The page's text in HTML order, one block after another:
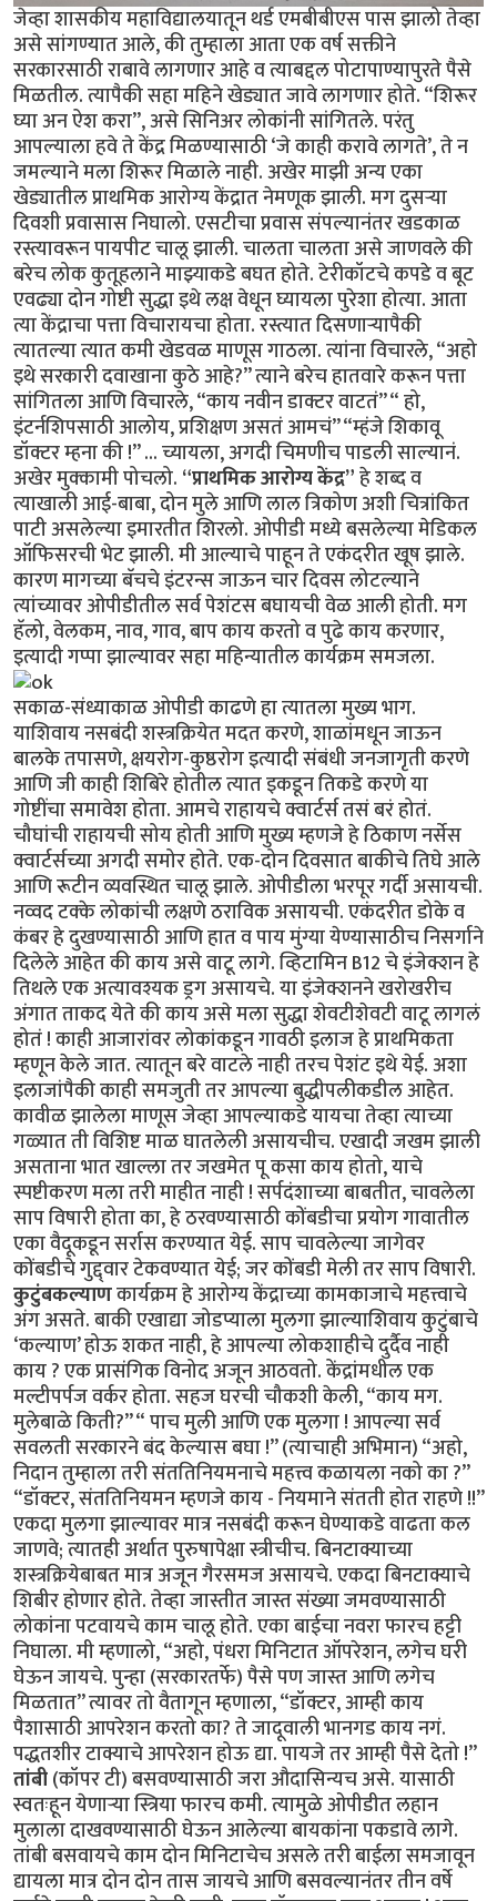
जेव्हा शासकीय महाविद्यालयातून थर्ड एमबीबीएस पास झालो तेव्हा
असे सांगण्यात आले, की तुम्हाला आता एक वर्ष सक्तीने
सरकारसाठी राबावे लागणार आहे व त्याबद्दल पोटापाण्यापुरते पैसे
मिळतील. त्यापैकी सहा महिने खेड्यात जावे लागणार होते. “शिरूर
घ्या अन ऐश करा”, असे सिनिअर लोकांनी सांगितले. परंतु
आपल्याला हवे ते केंद्र मिळण्यासाठी ‘जे काही करावे लागते’, ते न
जमल्याने मला शिरूर मिळाले नाही. अखेर माझी अन्य एका
खेड्यातील प्राथमिक आरोग्य केंद्रात नेमणूक झाली. मग दुसऱ्या
दिवशी प्रवासास निघालो. एसटीचा प्रवास संपल्यानंतर खडकाळ
रस्त्यावरून पायपीट चालू झाली. चालता चालता असे जाणवले की
बरेच लोक कुतूहलाने माझ्याकडे बघत होते. टेरीकॉटचे कपडे व बूट
एवढ्या दोन गोष्टी सुद्धा इथे लक्ष वेधून घ्यायला पुरेशा होत्या. आता
त्या केंद्राचा पत्ता विचारायचा होता. रस्त्यात दिसणाऱ्यापैकी
त्यातल्या त्यात कमी खेडवळ माणूस गाठला. त्यांना विचारले, “अहो
इथे सरकारी दवाखाना कुठे आहे?” त्याने बरेच हातवारे करून पत्ता
सांगितला आणि विचारले, “काय नवीन डाक्टर वाटतं” “ हो,
इंटर्नशिपसाठी आलोय, प्रशिक्षण असतं आमचं” “म्हंजे शिकावू
डॉक्टर म्हना की !” ... च्यायला, अगदी चिमणीच पाडली साल्यानं.
अखेर मुक्कामी पोचलो.“प्राथमिक आरोग्य केंद्र”हे शब्द व
त्याखाली आई-बाबा, दोन मुले आणि लाल त्रिकोण अशी चित्रांकित
पाटी असलेल्या इमारतीत शिरलो. ओपीडी मध्ये बसलेल्या मेडिकल
ऑफिसरची भेट झाली. मी आल्याचे पाहून ते एकंदरीत खूष झाले.
कारण मागच्या बॅचचे इंटरन्स जाऊन चार दिवस लोटल्याने
त्यांच्यावर ओपीडीतील सर्व पेशंटस बघायची वेळ आली होती. मग
हॅलो, वेलकम, नाव, गाव, बाप काय करतो व पुढे काय करणार,
इत्यादी गप्पा झाल्यावर सहा महिन्यातील कार्यक्रम समजला.
सकाळ-संध्याकाळ ओपीडी काढणे हा त्यातला मुख्य भाग.
याशिवाय नसबंदी शस्त्रक्रियेत मदत करणे, शाळांमधून जाऊन
बालके तपासणे, क्षयरोग-कुष्ठरोग इत्यादी संबंधी जनजागृती करणे
आणि जी काही शिबिरे होतील त्यात इकडून तिकडे करणे या
गोष्टींचा समावेश होता. आमचे राहायचे क्वार्टर्स तसं बरं होतं.
चौघांची राहायची सोय होती आणि मुख्य म्हणजे हे ठिकाण नर्सेस
क्वार्टर्सच्या अगदी समोर होते. एक-दोन दिवसात बाकीचे तिघे आले
आणि रूटीन व्यवस्थित चालू झाले. ओपीडीला भरपूर गर्दी असायची.
नव्वद टक्के लोकांची लक्षणे ठराविक असायची. एकंदरीत डोके व
कंबर हे दुखण्यासाठी आणि हात व पाय मुंग्या येण्यासाठीच निसर्गाने
दिलेले आहेत की काय असे वाटू लागे. व्हिटामिन B12 चे इंजेक्शन हे
तिथले एक अत्यावश्यक ड्रग असायचे. या इंजेक्शनने खरोखरीच
अंगात ताकद येते की काय असे मला सुद्धा शेवटीशेवटी वाटू लागलं
होतं ! काही आजारांवर लोकांकडून गावठी इलाज हे प्राथमिकता
म्हणून केले जात. त्यातून बरे वाटले नाही तरच पेशंट इथे येई. अशा
इलाजांपैकी काही समजुती तर आपल्या बुद्धीपलीकडील आहेत.
कावीळ झालेला माणूस जेव्हा आपल्याकडे यायचा तेव्हा त्याच्या
गळ्यात ती विशिष्ट माळ घातलेली असायचीच. एखादी जखम झाली
असताना भात खाल्ला तर जखमेत पू कसा काय होतो, याचे
स्पष्टीकरण मला तरी माहीत नाही ! सर्पदंशाच्या बाबतीत, चावलेला
साप विषारी होता का, हे ठरवण्यासाठी कोंबडीचा प्रयोग गावातील
एका वैदूकडून सर्रास करण्यात येई. साप चावलेल्या जागेवर
कोंबडीचे गुद्द्वार टेकवण्यात येई; जर कोंबडी मेली तर साप विषारी.
कुटुंबकल्याणकार्यक्रम हे आरोग्य केंद्राच्या कामकाजाचे महत्त्वाचे
अंग असते. बाकी एखाद्या जोडप्याला मुलगा झाल्याशिवाय कुटुंबाचे
‘कल्याण’ होऊ शकत नाही, हे आपल्या लोकशाहीचे दुर्दैव नाही
काय ? एक प्रासंगिक विनोद अजून आठवतो. केंद्रांमधील एक
मल्टीपर्पज वर्कर होता. सहज घरची चौकशी केली, “काय मग.
मुलेबाळे किती?” “ पाच मुली आणि एक मुलगा ! आपल्या सर्व
सवलती सरकारने बंद केल्यास बघा !” (त्याचाही अभिमान) “अहो,
निदान तुम्हाला तरी संततिनियमनाचे महत्त्व कळायला नको का ?”
“डॉक्टर, संततिनियमन म्हणजे काय - नियमाने संतती होत राहणे !!”
एकदा मुलगा झाल्यावर मात्र नसबंदी करून घेण्याकडे वाढता कल
जाणवे; त्यातही अर्थात पुरुषापेक्षा स्त्रीचीच. बिनटाक्याच्या
शस्त्रक्रियेबाबत मात्र अजून गैरसमज असायचे. एकदा बिनटाक्याचे
शिबीर होणार होते. तेव्हा जास्तीत जास्त संख्या जमवण्यासाठी
लोकांना पटवायचे काम चालू होते. एका बाईचा नवरा फारच हट्टी
निघाला. मी म्हणालो, “अहो, पंधरा मिनिटात ऑपरेशन, लगेच घरी
घेऊन जायचे. पुन्हा (सरकारतर्फे) पैसे पण जास्त आणि लगेच
मिळतात” त्यावर तो वैतागून म्हणाला, “डॉक्टर, आम्ही काय
पैशासाठी आपरेशन करतो का? ते जादूवाली भानगड काय नगं.
पद्धतशीर टाक्याचे आपरेशन होऊ द्या. पायजे तर आम्ही पैसे देतो !”
तांबी(कॉपर टी) बसवण्यासाठी जरा औदासिन्यच असे. यासाठी
स्वतःहून येणाऱ्या स्त्रिया फारच कमी. त्यामुळे ओपीडीत लहान
मुलाला दाखवण्यासाठी घेऊन आलेल्या बायकांना पकडावे लागे.
तांबी बसवायचे काम दोन मिनिटाचेच असले तरी बाईला समजावून
द्यायला मात्र दोन दोन तास जायचे आणि बसवल्यानंतर तीन वर्षे